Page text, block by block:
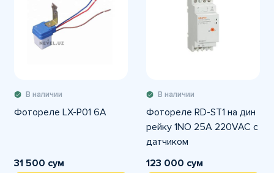
В наличии
Фотореле LX-P01 6A
31 500 сум
В наличии
Фотореле RD-ST1 на дин
рейку 1NO 25А 220VAC с
датчиком
123 000 сум